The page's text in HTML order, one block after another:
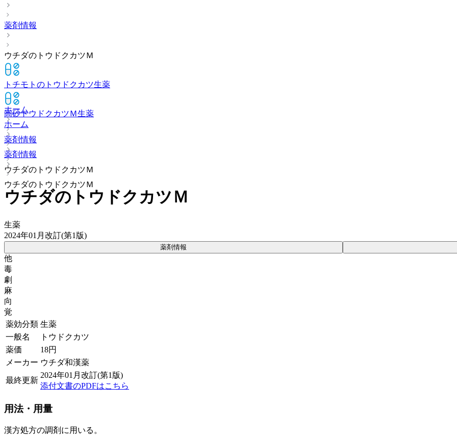
薬剤情報
ウチダのトウドクカツＭ
トチモトのトウドクカツ生薬
高砂トウドクカツＭ生薬
ホーム
薬剤情報
ウチダのトウドクカツＭ
ホーム
薬剤情報
ウチダのトウドクカツＭ
ウチダのトウドクカツＭ
生薬
2024年01月改訂(第1版)
薬剤情報
他
毒
劇
麻
向
覚
薬効分類 生薬
一般名
トウドクカツ
薬価
18円
メーカー ウチダ和漢薬
最終更新
2024年01月改訂(第1版)
添付文書のPDFはこちら
用法・用量
漢方処方の調剤に用いる。